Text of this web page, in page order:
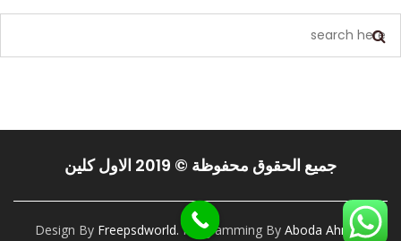
جميع الحقوق محفوظة © 2019 الاول كلين
Design By Freepsdworld. Programming By Aboda Ahmed